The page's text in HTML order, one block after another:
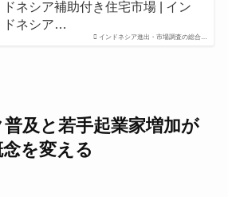
インドネシア進出・市場調査の総合…
ドネシア補助付き住宅市場 | イン
ドネシア…
及と若手起業家増加が
念を変える